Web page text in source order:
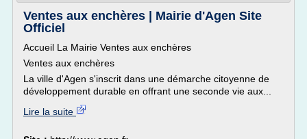
Ventes aux enchères | Mairie d'Agen Site
Officiel
Accueil La Mairie Ventes aux enchères
Ventes aux enchères
La ville d'Agen s'inscrit dans une démarche citoyenne de
développement durable en offrant une seconde vie aux...
Lire la suite